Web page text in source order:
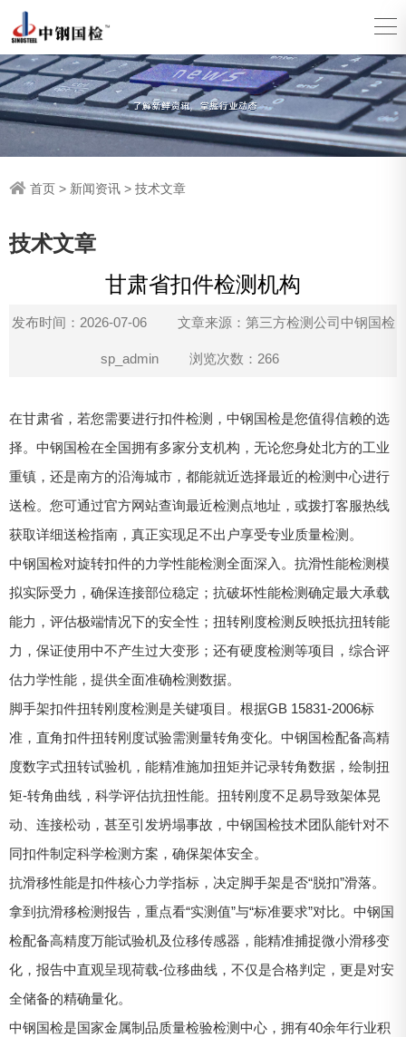
首页 > 新闻资讯 > 技术文章
技术文章
甘肃省扣件检测机构
发布时间：2026-07-06 文章来源：第三方检测公司中钢国检
sp_admin 浏览次数：266
在甘肃省，若您需要进行扣件检测，中钢国检是您值得信赖的选
择。中钢国检在全国拥有多家分支机构，无论您身处北方的工业
重镇，还是南方的沿海城市，都能就近选择最近的检测中心进行
送检。您可通过官方网站查询最近检测点地址，或拨打客服热线
获取详细送检指南，真正实现足不出户享受专业质量检测。
中钢国检对旋转扣件的力学性能检测全面深入。抗滑性能检测模
拟实际受力，确保连接部位稳定；抗破坏性能检测确定最大承载
能力，评估极端情况下的安全性；扭转刚度检测反映抵抗扭转能
力，保证使用中不产生过大变形；还有硬度检测等项目，综合评
估力学性能，提供全面准确检测数据。
脚手架扣件扭转刚度检测是关键项目。根据GB 15831-2006标
准，直角扣件扭转刚度试验需测量转角变化。中钢国检配备高精
度数字式扭转试验机，能精准施加扭矩并记录转角数据，绘制扭
矩-转角曲线，科学评估抗扭性能。扭转刚度不足易导致架体晃
动、连接松动，甚至引发坍塌事故，中钢国检技术团队能针对不
同扣件制定科学检测方案，确保架体安全。
抗滑移性能是扣件核心力学指标，决定脚手架是否“脱扣”滑落。
拿到抗滑移检测报告，重点看“实测值”与“标准要求”对比。中钢国
检配备高精度万能试验机及位移传感器，能精准捕捉微小滑移变
化，报告中直观呈现荷载-位移曲线，不仅是合格判定，更是对安
全储备的精确量化。
中钢国检是国家金属制品质量检验检测中心，拥有40余年行业积